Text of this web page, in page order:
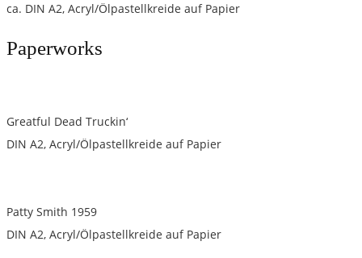
ca. DIN A2, Acryl/Ölpastellkreide auf Papier
Paperworks
Greatful Dead Truckin‘
DIN A2, Acryl/Ölpastellkreide auf Papier
Patty Smith 1959
DIN A2, Acryl/Ölpastellkreide auf Papier